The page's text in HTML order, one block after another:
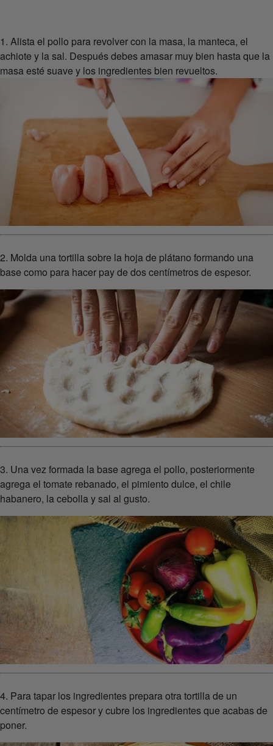
1. Alista el pollo para revolver con la masa, la manteca, el
achiote y la sal. Después debes amasar muy bien hasta que la
masa esté suave y los ingredientes bien revueltos.
2. Molda una tortilla sobre la hoja de plátano formando una
base como para hacer pay de dos centímetros de espesor.
3. Una vez formada la base agrega el pollo, posteriormente
agrega el tomate rebanado, el pimiento dulce, el chile
habanero, la cebolla y sal al gusto.
4. Para tapar los ingredientes prepara otra tortilla de un
centímetro de espesor y cubre los ingredientes que acabas de
poner.